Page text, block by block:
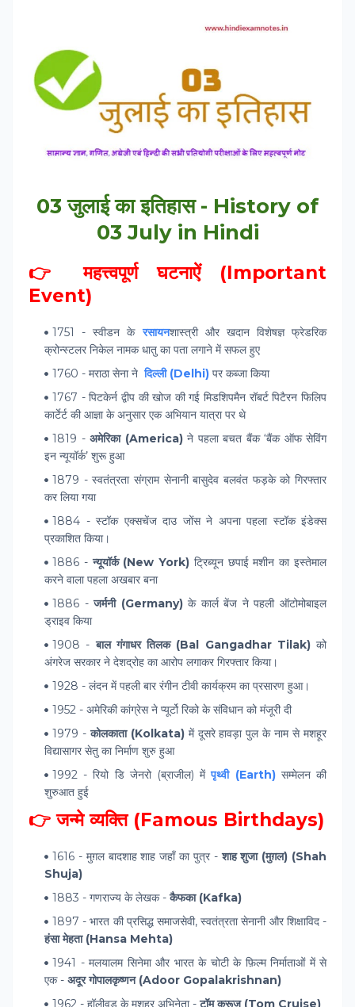
03 जुलाई का इतिहास - History of
03 July in Hindi
👉 महत्त्वपूर्ण घटनाऐं (Important
Event)
1751 - स्वीडन केरसायनशास्त्री और खदान विशेषज्ञ फ्रेडरिक
क्रोन्स्टलर निकेल नामक धातु का पता लगाने में सफल हुए
1760 - मराठा सेना नेदिल्ली (Delhi) पर कब्जा किया
1767 - पिटकेर्न द्वीप की खोज की गई मिडशिपमैन रॉबर्ट पिटैरन फिलिप
कार्टेर्ट की आज्ञा के अनुसार एक अभियान यात्रा पर थे
1819 - अमेरिका (America)ने पहला बचत बैंक ‘बैंक ऑफ सेविंग
इन न्यूयॉर्क’ शुरू हुआ
1879 - स्वतंत्रता संग्राम सेनानी बासुदेव बलवंत फड़के को गिरफ्तार
कर लिया गया
1884 - स्टॉक एक्सचेंज दाउ जोंस ने अपना पहला स्टॉक इंडेक्स
प्रकाशित किया।
1886 -न्यूयॉर्क (New York) ट्रिब्यून छपाई मशीन का इस्तेमाल
करने वाला पहला अखबार बना
1886 -जर्मनी (Germany)के कार्ल बेंज ने पहली ऑटोमोबाइल
ड्राइव किया
1908 -बाल गंगाधर तिलक (Bal Gangadhar Tilak)को
अंगरेज सरकार ने देशद्रोह का आरोप लगाकर गिरफ्तार किया।
1928 - लंदन में पहली बार रंगीन टीवी कार्यक्रम का प्रसारण हुआ।
1952 - अमेरिकी कांग्रेस ने प्यूर्टो रिको के संविधान को मंजूरी दी
1979 -कोलकाता (Kolkata) में दूसरे हावड़ा पुल के नाम से मशहूर
विद्यासागर सेतु का निर्माण शुरु हुआ
1992 - रियो डि जेनरो (ब्राजील) मेंपृथ्वी (Earth) सम्मेलन की
शुरुआत हुई
👉 जन्मे व्यक्ति (Famous Birthdays)
1616 - मुग़ल बादशाह शाह जहाँ का पुत्र -शाह शुजा (मुग़ल) (Shah
Shuja)
1883 - गणराज्य के लेखक -कैफका (Kafka)
1897 - भारत की प्रसिद्ध समाजसेवी, स्वतंत्रता सेनानी और शिक्षाविद -
हंसा मेहता (Hansa Mehta)
1941 - मलयालम सिनेमा और भारत के चोटी के फ़िल्म निर्माताओं में से
एक - अदूर गोपालकृष्णन (Adoor Gopalakrishnan)
1962 - हॉलीवुड के मशहूर अभिनेता -टॉम क्रूज (Tom Cruise)